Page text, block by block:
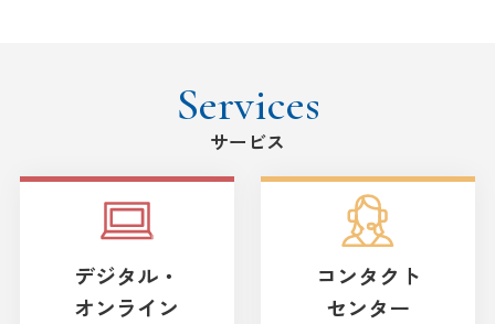
Services
サービス
デジタル・
オンライン
コンタクト
センター